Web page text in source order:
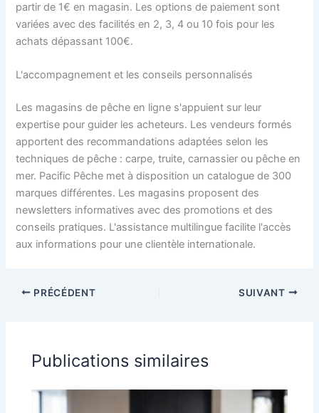
partir de 1€ en magasin. Les options de paiement sont
variées avec des facilités en 2, 3, 4 ou 10 fois pour les
achats dépassant 100€.
L'accompagnement et les conseils personnalisés
Les magasins de pêche en ligne s'appuient sur leur
expertise pour guider les acheteurs. Les vendeurs formés
apportent des recommandations adaptées selon les
techniques de pêche : carpe, truite, carnassier ou pêche en
mer. Pacific Pêche met à disposition un catalogue de 300
marques différentes. Les magasins proposent des
newsletters informatives avec des promotions et des
conseils pratiques. L'assistance multilingue facilite l'accès
aux informations pour une clientèle internationale.
PRÉCÉDENT SUIVANT
Publications similaires